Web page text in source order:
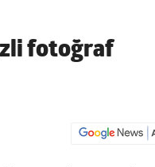
fotoğraf